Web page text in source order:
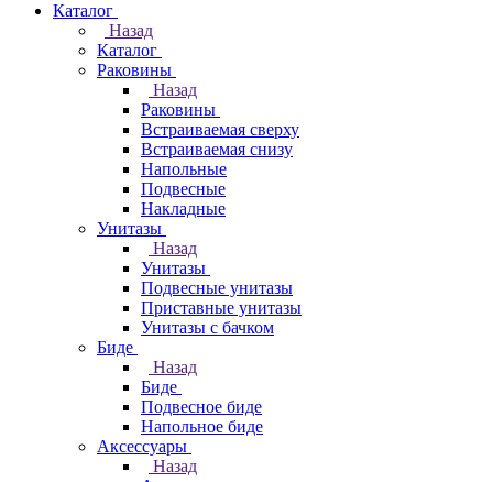
Каталог
Назад
Каталог
Раковины
Назад
Раковины
Встраиваемая сверху
Встраиваемая снизу
Напольные
Подвесные
Накладные
Унитазы
Назад
Унитазы
Подвесные унитазы
Приставные унитазы
Унитазы с бачком
Биде
Назад
Биде
Подвесное биде
Напольное биде
Аксессуары
Назад